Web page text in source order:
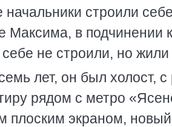
строили
Максима, в подчинении
не строили, но
лет, он был холост,
рядом с метро
плоским экраном,